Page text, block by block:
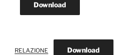
Download
RELAZIONE Download